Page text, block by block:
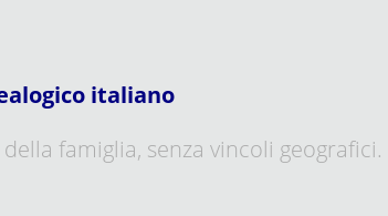
italiano
famiglia, senza vincoli geografici.